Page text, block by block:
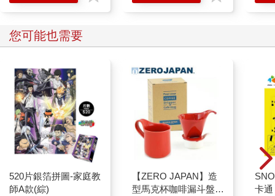
您可能也需要
520片銀箔拼圖-家庭教
師A款(綜)
【ZERO JAPAN】造
型馬克杯咖啡漏斗盤組
卡通